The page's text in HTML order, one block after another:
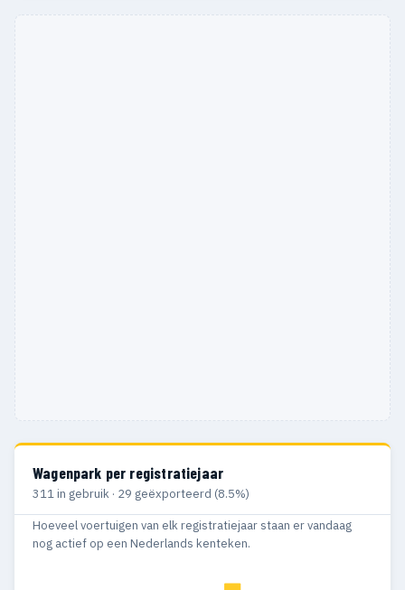
Wagenpark per registratiejaar
311 in gebruik · 29 geëxporteerd (8.5%)
Hoeveel voertuigen van elk registratiejaar staan er vandaag
nog actief op een Nederlands kenteken.